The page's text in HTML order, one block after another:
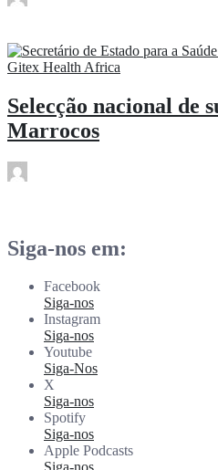
Selecção nacional de
Marrocos
Siga-nos em:
Facebook
Siga-nos
Instagram
Siga-nos
Youtube
Siga-Nos
X
Siga-nos
Spotify
Siga-nos
Apple Podcasts